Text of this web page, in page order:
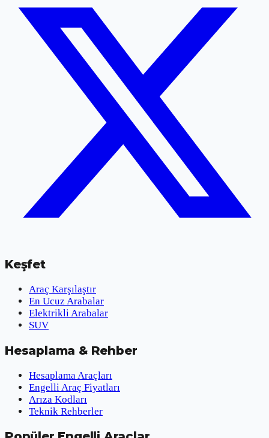
Keşfet
Araç Karşılaştır
En Ucuz Arabalar
Elektrikli Arabalar
SUV
Hesaplama & Rehber
Hesaplama Araçları
Engelli Araç Fiyatları
Arıza Kodları
Teknik Rehberler